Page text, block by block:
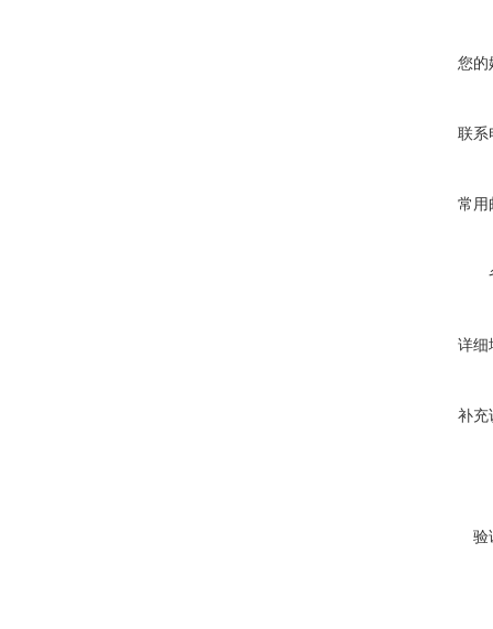
您的
联系
常用
详细
补充
验